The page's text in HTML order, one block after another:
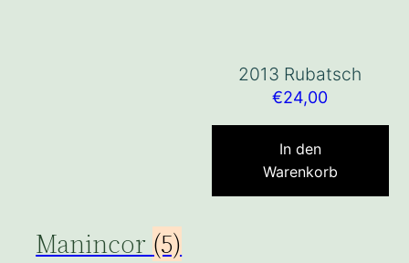
Manincor (5)
2013 Rubatsch
€24,00
In den
Warenkorb